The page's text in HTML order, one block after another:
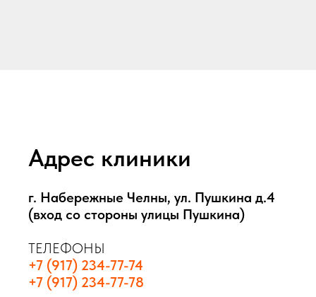
Адрес клиники
г. Набережные Челны, ул. Пушкина д.4
(вход со стороны улицы Пушкина)
ТЕЛЕФОНЫ
+7 (917) 234-77-74
+7 (917) 234-77-78